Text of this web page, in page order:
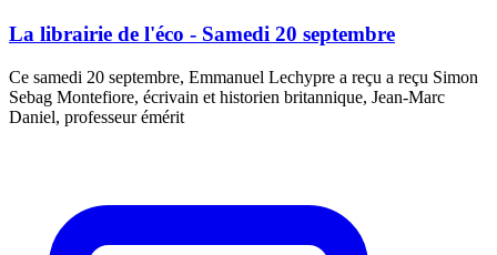
La librairie de l'éco - Samedi 20 septembre
Ce samedi 20 septembre, Emmanuel Lechypre a reçu a reçu Simon
Sebag Montefiore, écrivain et historien britannique, Jean-Marc
Daniel, professeur émérit